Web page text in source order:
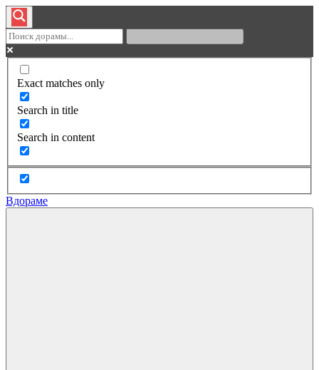
Exact matches only
Search in title
Search in content
Вдораме